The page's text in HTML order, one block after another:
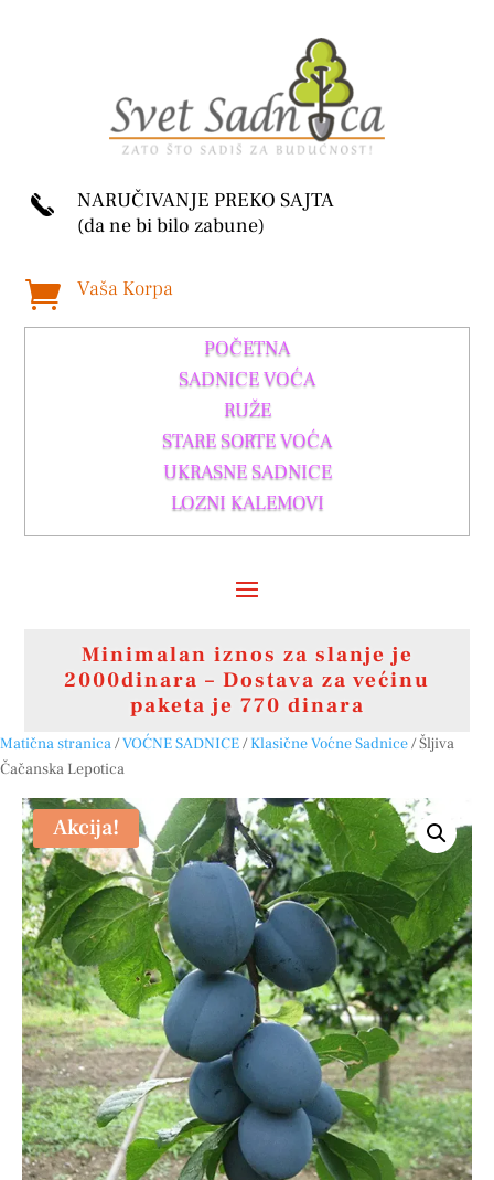
NARUČIVANJE PREKO SAJTA
(da ne bi bilo zabune)
 Vaša Korpa
POČETNA
SADNICE VOĆA
RUŽE
STARE SORTE VOĆA
UKRASNE SADNICE
LOZNI KALEMOVI
Minimalan iznos za slanje je
2000dinara – Dostava za većinu
paketa je 770 dinara
Matična stranica/VOĆNE SADNICE/Klasične Voćne Sadnice/ Šljiva
Čačanska Lepotica
Akcija!